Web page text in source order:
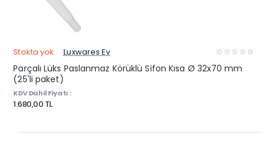
Stokta yok Luxwares Ev
Parçalı Lüks Paslanmaz Körüklü Sifon Kısa Ø 32x70 mm
(25'li paket)
KDV Dahil Fiyatı :
1.680,00 TL